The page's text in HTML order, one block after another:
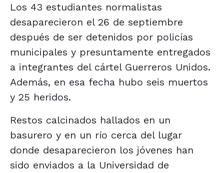
Los 43 estudiantes normalistas
desaparecieron el 26 de septiembre
después de ser detenidos por policías
municipales y presuntamente entregados
a integrantes del cártel Guerreros Unidos.
Además, en esa fecha hubo seis muertos
y 25 heridos.
Restos calcinados hallados en un
basurero y en un río cerca del lugar
donde desaparecieron los jóvenes han
sido enviados a la Universidad de